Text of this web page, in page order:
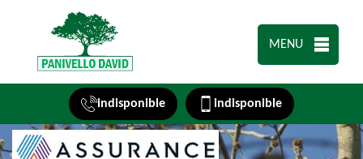
MENU
indisponible indisponible